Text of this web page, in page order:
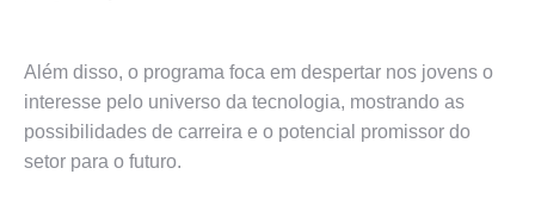
Além disso, o programa foca em despertar nos jovens o
interesse pelo universo da tecnologia, mostrando as
possibilidades de carreira e o potencial promissor do
setor para o futuro.